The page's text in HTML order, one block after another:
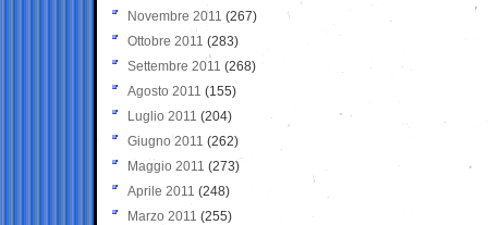
Novembre 2011 (267)
Ottobre 2011 (283)
Settembre 2011 (268)
Agosto 2011 (155)
Luglio 2011 (204)
Giugno 2011 (262)
Maggio 2011 (273)
Aprile 2011 (248)
Marzo 2011 (255)